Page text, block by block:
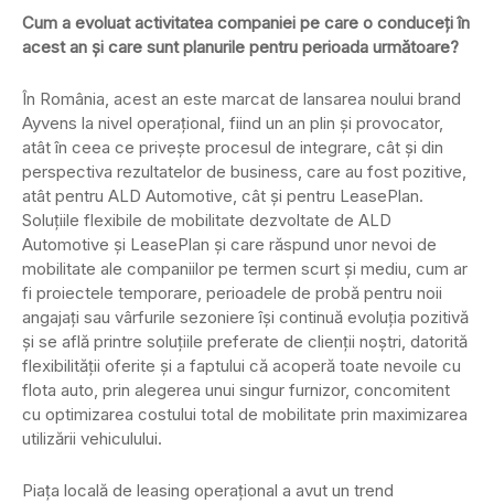
Cum a evoluat activitatea companiei pe care o conduceți în
acest an și care sunt planurile pentru perioada următoare?
În România, acest an este marcat de lansarea noului brand
Ayvens la nivel operațional, fiind un an plin și provocator,
atât în ceea ce privește procesul de integrare, cât și din
perspectiva rezultatelor de business, care au fost pozitive,
atât pentru ALD Automotive, cât și pentru LeasePlan.
Soluțiile flexibile de mobilitate dezvoltate de ALD
Automotive și LeasePlan și care răspund unor nevoi de
mobilitate ale companiilor pe termen scurt și mediu, cum ar
fi proiectele temporare, perioadele de probă pentru noii
angajați sau vârfurile sezoniere își continuă evoluția pozitivă
și se află printre soluțiile preferate de clienții noștri, datorită
flexibilității oferite și a faptului că acoperă toate nevoile cu
flota auto, prin alegerea unui singur furnizor, concomitent
cu optimizarea costului total de mobilitate prin maximizarea
utilizării vehiculului.
Piața locală de leasing operațional a avut un trend